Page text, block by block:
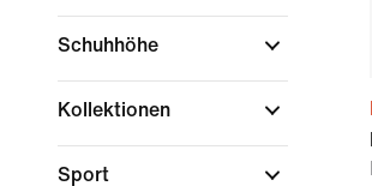
Schuhhöhe
Kollektionen
Sport